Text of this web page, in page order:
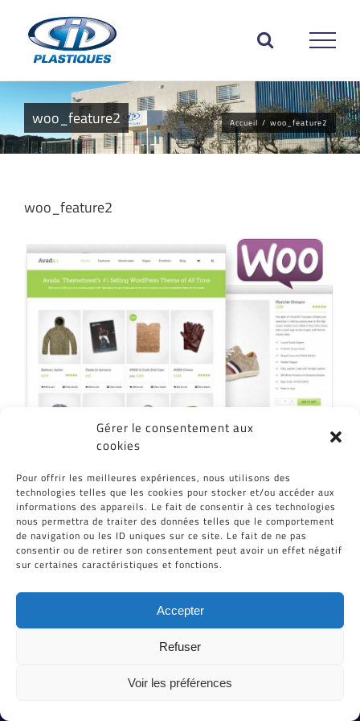
Gérer le consentement aux
cookies
Pour offrir les meilleures expériences, nous utilisons des
technologies telles que les cookies pour stocker et/ou accéder aux
informations des appareils. Le fait de consentir à ces technologies
nous permettra de traiter des données telles que le comportement
de navigation ou les ID uniques sur ce site. Le fait de ne pas
consentir ou de retirer son consentement peut avoir un effet négatif
sur certaines caractéristiques et fonctions.
Accepter
Refuser
Voir les préférences
contenu
woo_feature2 Accueil / woo_feature2
woo_feature2
Partagez cet article, Choisissez votre
Plateforme!
Facebook
TwitterRedditLinkedInWhatsApp
TumblrPinterest
Vk Email
Tous Droits Réservés © Cid-Plastiques 2020 - 2026 |